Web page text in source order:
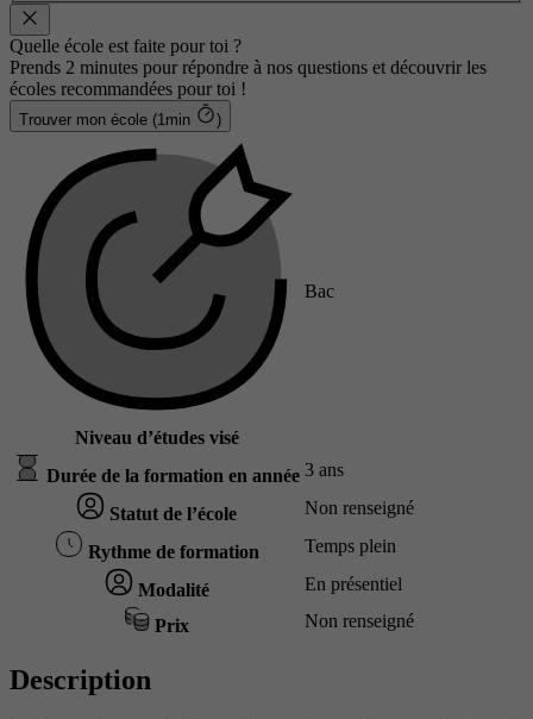
Quelle école est faite pour toi ?
Prends 2 minutes pour répondre à nos questions et découvrir les
écoles recommandées pour toi !
Trouver mon école (1min )
Niveau d’études visé
Bac
Durée de la formation en année 3 ans
Statut de l’école Non renseigné
Rythme de formation Temps plein
Modalité En présentiel
Prix Non renseigné
Description